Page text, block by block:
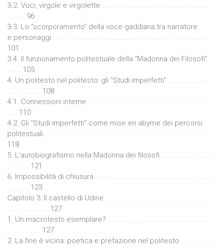
3.2. Voci, virgole e virgolette . . . . . . . . . . . . . . . . . . . . . . . . . . . .
. . . . . 96
3.3. Lo "scorporamento" della voce gaddiana tra narratore
e personaggi . . . . . . . . . . . . . . . . . . . . . . . . . . . . . . . . . . . . . . . . .
101
3.4. Il funzionamento politestuale della “Madonna dei Filosofi”
. . . . 105
4. Un politesto nel politesto: gli “Studi imperfetti” . . . . . . . . . . .
. . . . . . . . . 108
4.1. Connessioni interne . . . . . . . . . . . . . . . . . . . . . . . . . . . . . . . .
. . . 110
4.2. Gli “Studi imperfetti” come mise en abyme dei percorsi
politestuali . . . . . . . . . . . . . . . . . . . . . . . . . . . . . . . . . . . . . . . . . .
118
5. L'autobiografismo nella Madonna dei filosofi . . . . . . . . . . . . .
. . . . . . 121
6. Impossibilità di chiusura . . . . . . . . . . . . . . . . . . . . . . . . . . . . . .
. . . . . . 123
Capitolo 3: Il castello di Udine . . . . . . . . . . . . . . . . . . . . . . . . . . .
. . . . . . . . . . . 127
1. Un macrotesto esemplare? . . . . . . . . . . . . . . . . . . . . . . . . . .
. . . . . . . . . 127
2. La fine è vicina: poetica e prefazione nel politesto . . . . . . . .